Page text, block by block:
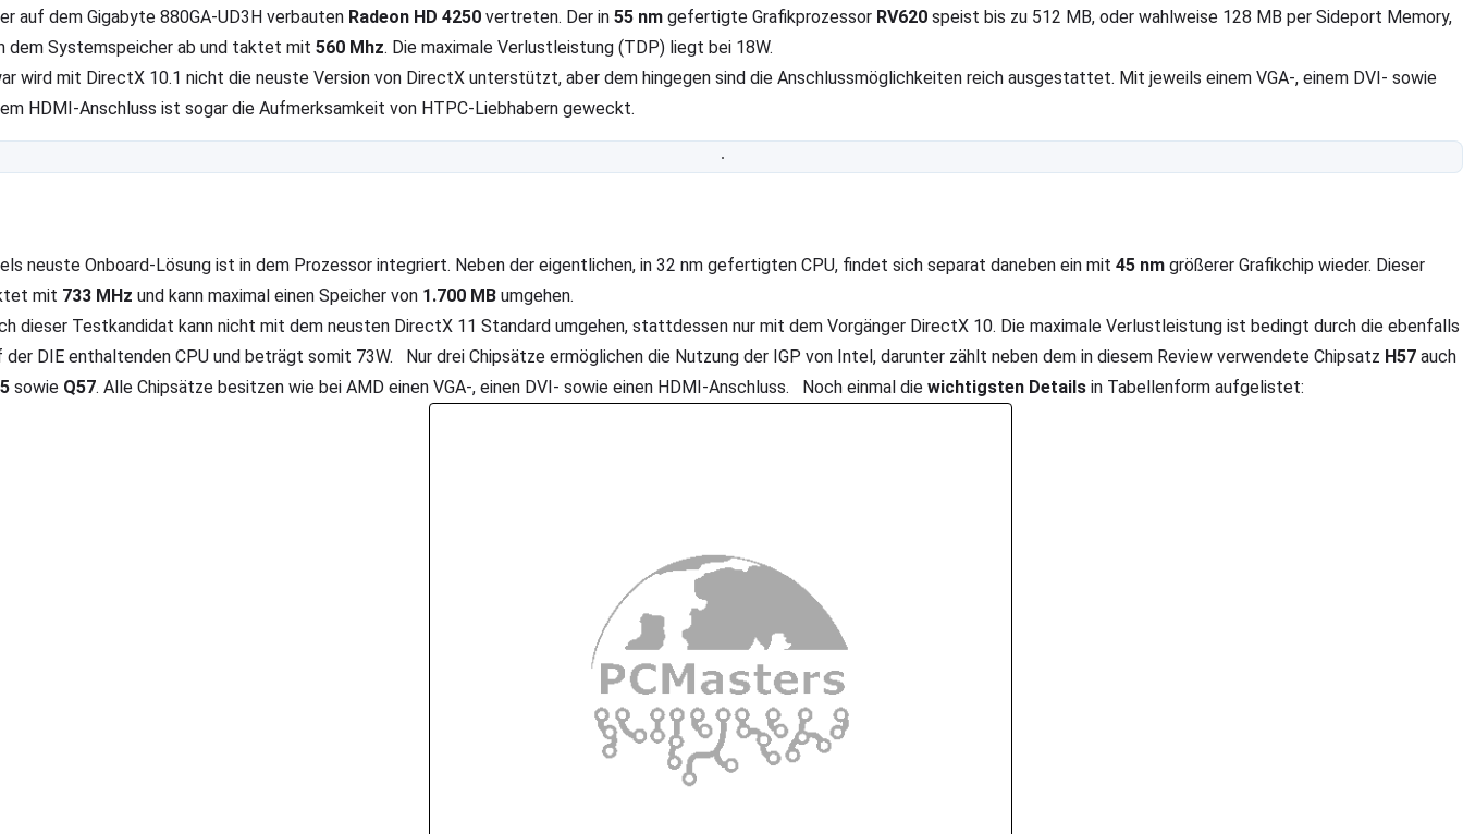
auf dem Gigabyte 880GA-UD3H verbauten Radeon HD 4250 vertreten. Der in 55 nm gefertigte Grafikprozessor RV620 speist bis zu 512 MB, oder wahlweise 128 MB per Sideport Memory,
dem Systemspeicher ab und taktet mit 560 Mhz. Die maximale Verlustleistung (TDP) liegt bei 18W.
wird mit DirectX 10.1 nicht die neuste Version von DirectX unterstützt, aber dem hingegen sind die Anschlussmöglichkeiten reich ausgestattet. Mit jeweils einem VGA-, einem DVI- sowie
HDMI-Anschluss ist sogar die Aufmerksamkeit von HTPC-Liebhabern geweckt.
neuste Onboard-Lösung ist in dem Prozessor integriert. Neben der eigentlichen, in 32 nm gefertigten CPU, findet sich separat daneben ein mit 45 nm größerer Grafikchip wieder. Dieser
mit 733 MHz und kann maximal einen Speicher von 1.700 MB umgehen.
dieser Testkandidat kann nicht mit dem neusten DirectX 11 Standard umgehen, stattdessen nur mit dem Vorgänger DirectX 10. Die maximale Verlustleistung ist bedingt durch die ebenfalls
der DIE enthaltenden CPU und beträgt somit 73W. Nur drei Chipsätze ermöglichen die Nutzung der IGP von Intel, darunter zählt neben dem in diesem Review verwendete Chipsatz H57 auch
sowie Q57. Alle Chipsätze besitzen wie bei AMD einen VGA-, einen DVI- sowie einen HDMI-Anschluss. Noch einmal die wichtigsten Details in Tabellenform aufgelistet: